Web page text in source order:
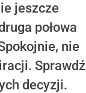
jeszcze
połowa
nie
Sprawdź
decyzji.